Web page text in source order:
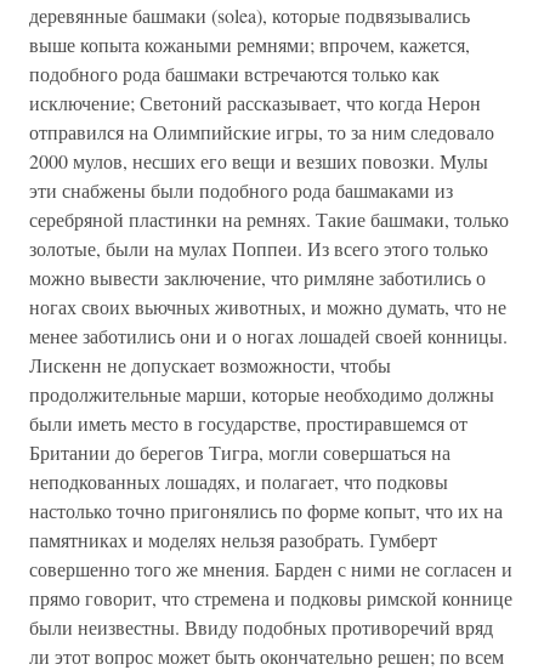
деревянные башмаки (solea), которые подвязывались
выше копыта кожаными ремнями; впрочем, кажется,
подобного рода башмаки встречаются только как
исключение; Светоний рассказывает, что когда Нерон
отправился на Олимпийские игры, то за ним следовало
2000 мулов, несших его вещи и везших повозки. Мулы
эти снабжены были подобного рода башмаками из
серебряной пластинки на ремнях. Такие башмаки, только
золотые, были на мулах Поппеи. Из всего этого только
можно вывести заключение, что римляне заботились о
ногах своих вьючных животных, и можно думать, что не
менее заботились они и о ногах лошадей своей конницы.
Лискенн не допускает возможности, чтобы
продолжительные марши, которые необходимо должны
были иметь место в государстве, простиравшемся от
Британии до берегов Тигра, могли совершаться на
неподкованных лошадях, и полагает, что подковы
настолько точно пригонялись по форме копыт, что их на
памятниках и моделях нельзя разобрать. Гумберт
совершенно того же мнения. Барден с ними не согласен и
прямо говорит, что стремена и подковы римской коннице
были неизвестны. Ввиду подобных противоречий вряд
ли этот вопрос может быть окончательно решен; по всем